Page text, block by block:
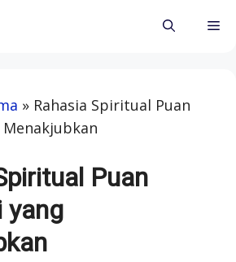
» Rahasia Spiritual Puan
Puan
yang